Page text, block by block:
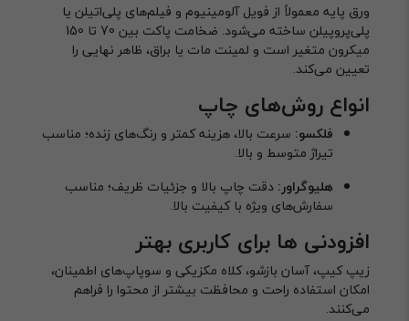
ورق پایه معمولاً از فویل آلومینیوم و فیلم‌های پلی‌اتیلن یا
پلی‌پروپیلن ساخته می‌شود. ضخامت پاکت بین 70 تا 150
میکرون متغیر است و لمینت مات یا براق، ظاهر نهایی را
تعیین می‌کند.
انواع روش‌های چاپ
فلکسو: سرعت بالا، هزینه کمتر و رنگ‌های زنده؛ مناسب
تیراژ متوسط و بالا.
هلیوگراور: دقت چاپ بالا و جزئیات ظریف؛ مناسب
سفارش‌های ویژه با کیفیت بالا.
افزودنی ها برای کاربری بهتر
زیپ کیپ، آسان بازشو، کلاه مکزیکی و سوپاپ‌های اطمینان،
امکان استفاده راحت و محافظت بیشتر از محتوا را فراهم
می‌کنند.